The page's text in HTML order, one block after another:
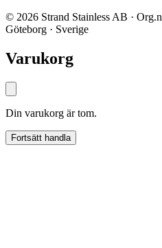
© 2026 Strand Stainless AB ·
Göteborg · Sverige
Varukorg
Din varukorg är tom.
Fortsätt handla